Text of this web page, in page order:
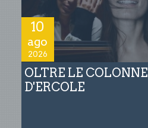
10
ago
2026
OLTRE LE COLONNE
D'ERCOLE